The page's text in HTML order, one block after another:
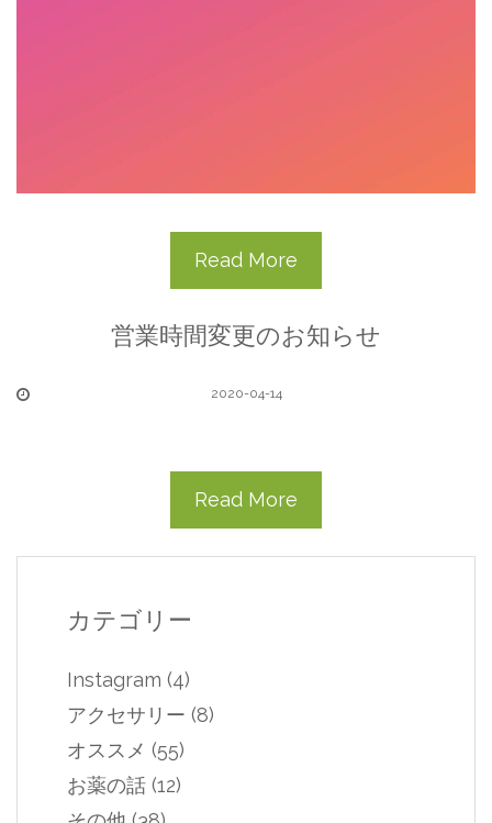
Read More
営業時間変更のお知らせ
2020-04-14
Read More
カテゴリー
Instagram (4)
アクセサリー (8)
オススメ (55)
お薬の話 (12)